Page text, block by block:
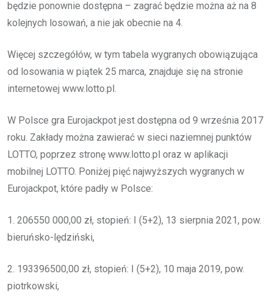
będzie ponownie dostępna – zagrać będzie można aż na 8
kolejnych losowań, a nie jak obecnie na 4.
Więcej szczegółów, w tym tabela wygranych obowiązująca
od losowania w piątek 25 marca, znajduje się na stronie
internetowej www.lotto.pl.
W Polsce gra Eurojackpot jest dostępna od 9 września 2017
roku. Zakłady można zawierać w sieci naziemnej punktów
LOTTO, poprzez stronę www.lotto.pl oraz w aplikacji
mobilnej LOTTO. Poniżej pięć najwyższych wygranych w
Eurojackpot, które padły w Polsce:
1. 206550 000,00 zł, stopień: I (5+2), 13 sierpnia 2021, pow.
bieruńsko-lędziński,
2. 193396500,00 zł, stopień: I (5+2), 10 maja 2019, pow.
piotrkowski,